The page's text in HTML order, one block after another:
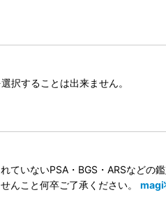
択することは出来ません。
いないPSA・BGS・ARSなどの
んこと何卒ご了承ください。 magi